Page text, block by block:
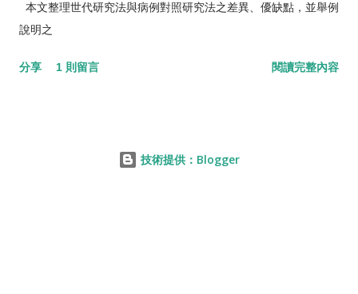
本文整理世代研究法與病例對照研究法之差異、優缺點，並舉例
說明之
分享 1 則留言 閱讀完整內容
技術提供：Blogger